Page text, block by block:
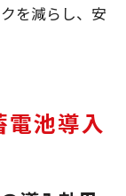
を減らし、安
電池導入